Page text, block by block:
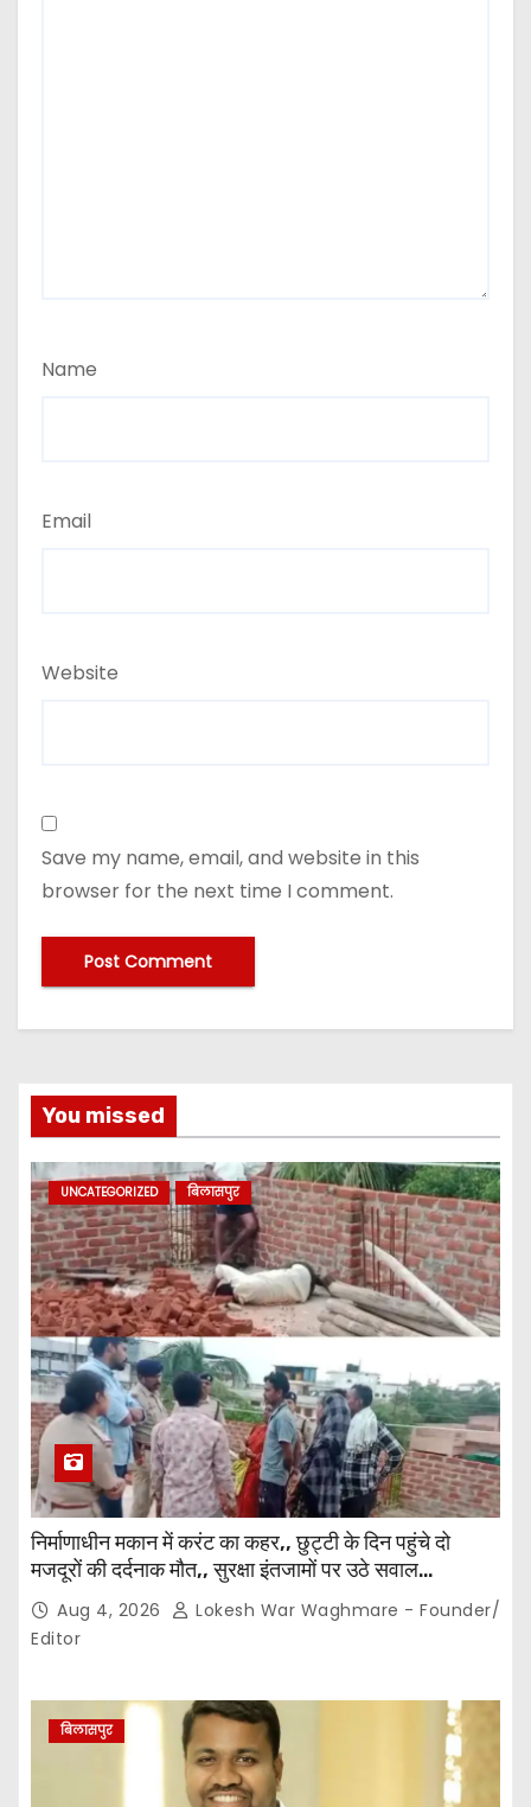
Name
Email
Website
Save my name, email, and website in this
browser for the next time I comment.
You missed
UNCATEGORIZED बिलासपुर
निर्माणाधीन मकान में करंट का कहर,, छुट्टी के दिन पहुंचे दो
मजदूरों की दर्दनाक मौत,, सुरक्षा इंतजामों पर उठे सवाल…
Aug 4, 2026
Lokesh War Waghmare - Founder/
Editor
बिलासपुर